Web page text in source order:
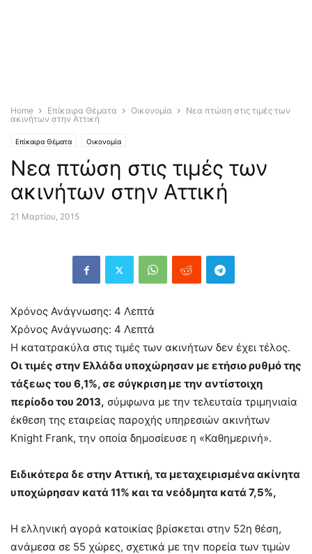
Home Επίκαιρα Θέματα Οικονομία
Νεα πτώση στις τιμές των
ακινήτων στην Αττική
Επίκαιρα Θέματα Οικονομία
Νεα πτώση στις τιμές των
ακινήτων στην Αττική
21 Μαρτίου, 2015
Χρόνος Ανάγνωσης: 4 Λεπτά
Χρόνος Ανάγνωσης: 4 Λεπτά
Η κατατρακύλα στις τιμές των ακινήτων δεν έχει τέλος.
Οι τιμές στην Ελλάδα υποχώρησαν με ετήσιο ρυθμό της
τάξεως του 6,1%, σε σύγκριση με την αντίστοιχη
περίοδο του 2013, σύμφωνα με την τελευταία τριμηνιαία
έκθεση της εταιρείας παροχής υπηρεσιών ακινήτων
Knight Frank, την οποία δημοσίευσε η «Καθημερινή».
Ειδικότερα δε στην Αττική, τα μεταχειρισμένα ακίνητα
υποχώρησαν κατά 11% και τα νεόδμητα κατά 7,5%,
Η ελληνική αγορά κατοικίας βρίσκεται στην 52η θέση,
ανάμεσα σε 55 χώρες, σχετικά με την πορεία των τιμών